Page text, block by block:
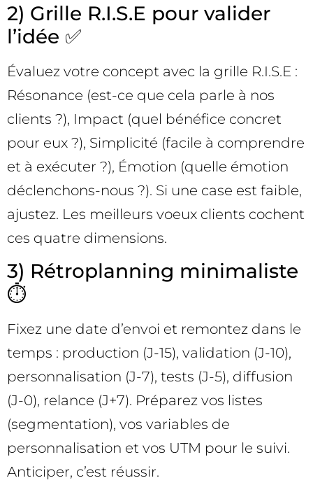
2) Grille R.I.S.E pour valider
l’idée ✅
Évaluez votre concept avec la grille R.I.S.E :
Résonance (est-ce que cela parle à nos
clients ?), Impact (quel bénéfice concret
pour eux ?), Simplicité (facile à comprendre
et à exécuter ?), Émotion (quelle émotion
déclenchons-nous ?). Si une case est faible,
ajustez. Les meilleurs voeux clients cochent
ces quatre dimensions.
3) Rétroplanning minimaliste
⏱️
Fixez une date d’envoi et remontez dans le
temps : production (J-15), validation (J-10),
personnalisation (J-7), tests (J-5), diffusion
(J-0), relance (J+7). Préparez vos listes
(segmentation), vos variables de
personnalisation et vos UTM pour le suivi.
Anticiper, c’est réussir.